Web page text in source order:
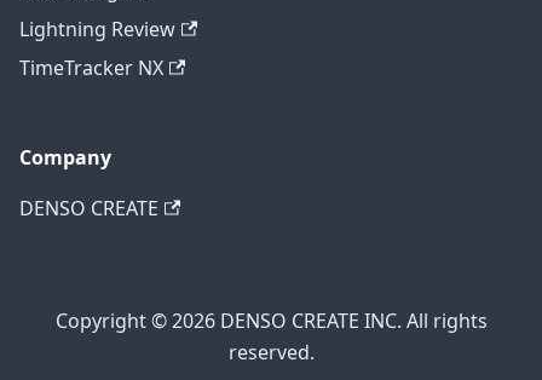
Lightning Review
TimeTracker NX
Company
DENSO CREATE
Copyright © 2026 DENSO CREATE INC. All rights
reserved.